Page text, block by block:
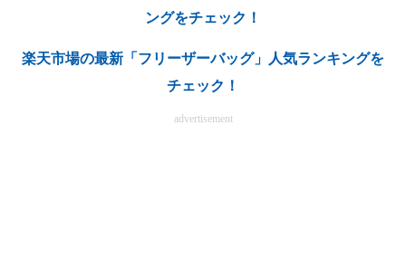
モノづくり技術者専門サイト
エレクトロニクス専門サイト
ングをチェック！
楽天市場の最新「フリーザーバッグ」人気ランキングを
チェック！
advertisement